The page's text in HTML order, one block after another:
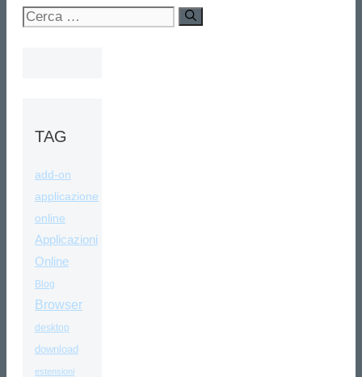
Ricerca
TAG
add-on
applicazione
online
Applicazioni
Online
Blog
Browser
desktop
download
estensioni